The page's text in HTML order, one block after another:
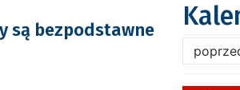
są bezpodstawne